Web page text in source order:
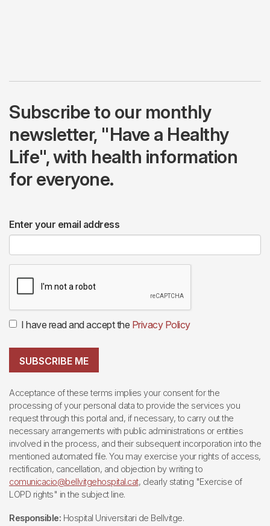
Subscribe to our monthly
newsletter, "Have a Healthy
Life", with health information
for everyone.
Enter your email address
I have read and accept the Privacy Policy
SUBSCRIBE ME
Acceptance of these terms implies your consent for the
processing of your personal data to provide the services you
request through this portal and, if necessary, to carry out the
necessary arrangements with public administrations or entities
involved in the process, and their subsequent incorporation into the
mentioned automated file. You may exercise your rights of access,
rectification, cancellation, and objection by writing to
comunicacio@bellvitgehospital.cat, clearly stating "Exercise of
LOPD rights" in the subject line.
Responsible: Hospital Universitari de Bellvitge.